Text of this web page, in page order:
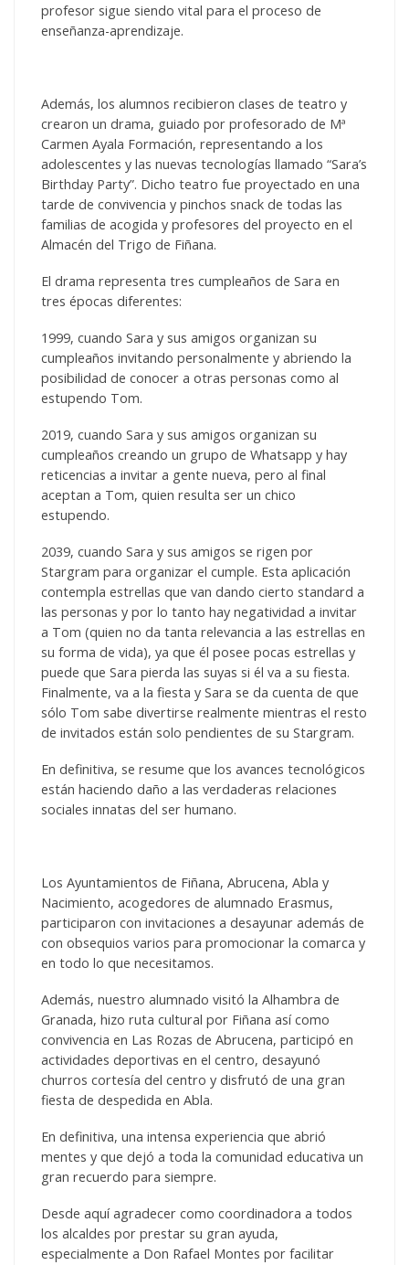
profesor sigue siendo vital para el proceso de
enseñanza-aprendizaje.
Además, los alumnos recibieron clases de teatro y
crearon un drama, guiado por profesorado de Mª
Carmen Ayala Formación, representando a los
adolescentes y las nuevas tecnologías llamado “Sara’s
Birthday Party”. Dicho teatro fue proyectado en una
tarde de convivencia y pinchos snack de todas las
familias de acogida y profesores del proyecto en el
Almacén del Trigo de Fiñana.
El drama representa tres cumpleaños de Sara en
tres épocas diferentes:
1999, cuando Sara y sus amigos organizan su
cumpleaños invitando personalmente y abriendo la
posibilidad de conocer a otras personas como al
estupendo Tom.
2019, cuando Sara y sus amigos organizan su
cumpleaños creando un grupo de Whatsapp y hay
reticencias a invitar a gente nueva, pero al final
aceptan a Tom, quien resulta ser un chico
estupendo.
2039, cuando Sara y sus amigos se rigen por
Stargram para organizar el cumple. Esta aplicación
contempla estrellas que van dando cierto standard a
las personas y por lo tanto hay negatividad a invitar
a Tom (quien no da tanta relevancia a las estrellas en
su forma de vida), ya que él posee pocas estrellas y
puede que Sara pierda las suyas si él va a su fiesta.
Finalmente, va a la fiesta y Sara se da cuenta de que
sólo Tom sabe divertirse realmente mientras el resto
de invitados están solo pendientes de su Stargram.
En definitiva, se resume que los avances tecnológicos
están haciendo daño a las verdaderas relaciones
sociales innatas del ser humano.
Los Ayuntamientos de Fiñana, Abrucena, Abla y
Nacimiento, acogedores de alumnado Erasmus,
participaron con invitaciones a desayunar además de
con obsequios varios para promocionar la comarca y
en todo lo que necesitamos.
Además, nuestro alumnado visitó la Alhambra de
Granada, hizo ruta cultural por Fiñana así como
convivencia en Las Rozas de Abrucena, participó en
actividades deportivas en el centro, desayunó
churros cortesía del centro y disfrutó de una gran
fiesta de despedida en Abla.
En definitiva, una intensa experiencia que abrió
mentes y que dejó a toda la comunidad educativa un
gran recuerdo para siempre.
Desde aquí agradecer como coordinadora a todos
los alcaldes por prestar su gran ayuda,
especialmente a Don Rafael Montes por facilitar